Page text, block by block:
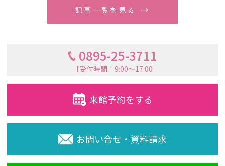
記事一覧を見る
0895-25-3711
［受付時間］9:00〜17:00
来館予約をする
お問い合せ・資料請求